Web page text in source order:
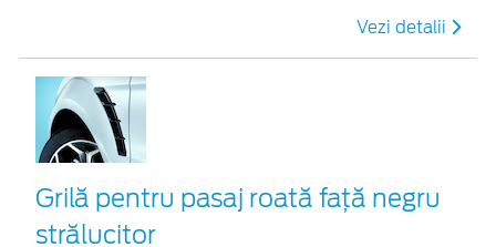
Vezi detalii
Grilă pentru pasaj roată faţă negru
strălucitor